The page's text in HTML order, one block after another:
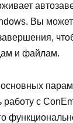
Вы
и файлам.
основных
работу с